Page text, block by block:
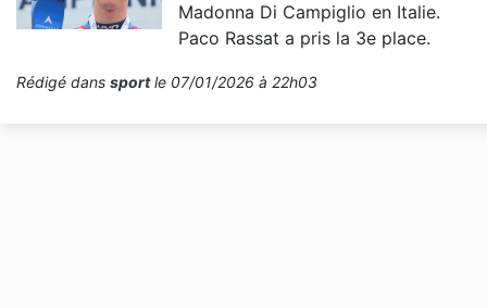
Madonna Di Campiglio en Italie.
Paco Rassat a pris la 3e place.
Rédigé dans sportle 07/01/2026 à 22h03